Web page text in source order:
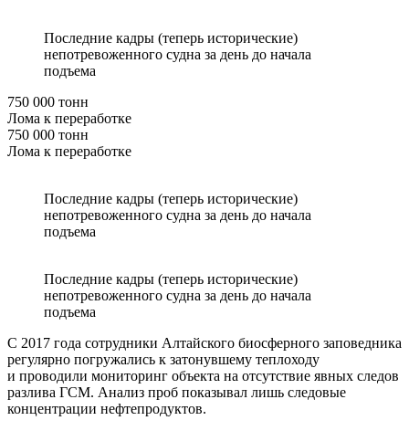
Последние кадры (теперь исторические)
непотревоженного судна за день до начала
подъема
750 000 тонн
Лома к переработке
750 000 тонн
Лома к переработке
Последние кадры (теперь исторические)
непотревоженного судна за день до начала
подъема
Последние кадры (теперь исторические)
непотревоженного судна за день до начала
подъема
С 2017 года сотрудники Алтайского биосферного заповедника
регулярно погружались к затонувшему теплоходу
и проводили мониторинг объекта на отсутствие явных следов
разлива ГСМ. Анализ проб показывал лишь следовые
концентрации нефтепродуктов.